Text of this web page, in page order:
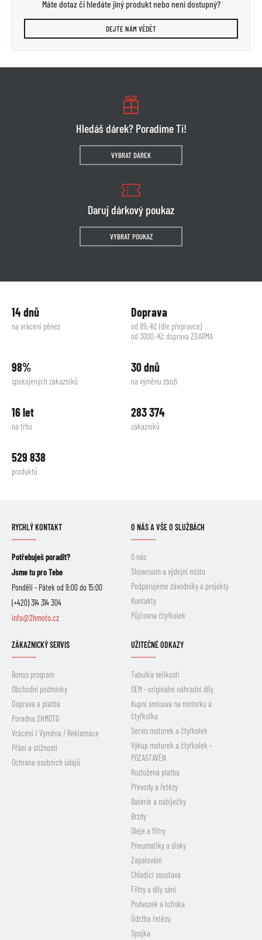
Máte dotaz či hledáte jiný produkt nebo není dostupný?
DEJTE NÁM VĚDĚT
Hledáš dárek? Poradíme Ti!
VYBRAT DÁREK
Daruj dárkový poukaz
VYBRAT POUKAZ
14 dnů
na vrácení pěnez
Doprava
od 89,-Kč (dle přepravce)
od 3000,-Kč doprava ZDARMA
98%
spokojených zákazníků
30 dnů
na výměnu zboží
16 let
na trhu
283 374
zákazníků
529 838
produktů
RYCHLÝ KONTAKT
Potřebuješ poradit?
Jsme tu pro Tebe
Pondělí - Pátek od 9:00 do 15:00
(+420) 314 314 304
info@2hmoto.cz
O NÁS A VŠE O SLUŽBÁCH
O nás
Showroom a výdejní místo
Podporujeme závodníky a projekty
Kontakty
Půjčovna čtyřkolek
ZÁKAZNICKÝ SERVIS
Bonus program
Obchodní podmínky
Doprava a platba
Poradna 2HMOTO
Vrácení / Výměna / Reklamace
Přání a stížnosti
Ochrana osobních údajů
UŽITEČNÉ ODKAZY
Tabulka velikostí
OEM - originální náhradní díly
Kupní smlouva na motorku a
čtyřkolku
Servis motorek a čtyřkolek
Výkup motorek a čtyřkolek -
POZASTAVEN
Rozložená platba
Převody a řetězy
Baterie a nabíječky
Brzdy
Oleje a filtry
Pneumatiky a disky
Zapalování
Chladicí soustava
Filtry a díly sání
Podvozek a ložiska
Údržba řetězu
Spojka